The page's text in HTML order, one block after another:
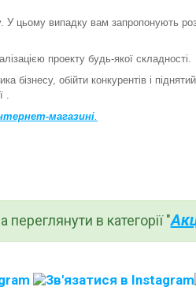
цьому випадку вам запропонують
проекту будь-якої складності.
обійти конкурентів і
магазині
переглянути в категорії "